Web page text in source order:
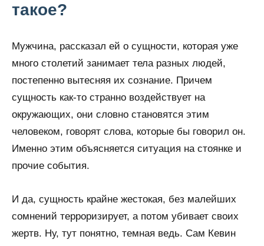
такое?
Мужчина, рассказал ей о сущности, которая уже
много столетий занимает тела разных людей,
постепенно вытесняя их сознание. Причем
сущность как-то странно воздействует на
окружающих, они словно становятся этим
человеком, говорят слова, которые бы говорил он.
Именно этим объясняется ситуация на стоянке и
прочие события.
И да, сущность крайне жестокая, без малейших
сомнений терроризирует, а потом убивает своих
жертв. Ну, тут понятно, темная ведь. Сам Кевин